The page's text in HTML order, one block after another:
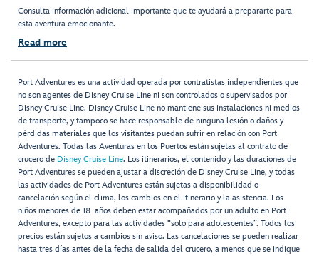
Consulta información adicional importante que te ayudará a prepararte para
esta aventura emocionante.
Read more
Port Adventures es una actividad operada por contratistas independientes que
no son agentes de Disney Cruise Line ni son controlados o supervisados por
Disney Cruise Line. Disney Cruise Line no mantiene sus instalaciones ni medios
de transporte, y tampoco se hace responsable de ninguna lesión o daños y
pérdidas materiales que los visitantes puedan sufrir en relación con Port
Adventures. Todas las Aventuras en los Puertos están sujetas al contrato de
crucero de Disney Cruise Line. Los itinerarios, el contenido y las duraciones de
Port Adventures se pueden ajustar a discreción de Disney Cruise Line, y todas
las actividades de Port Adventures están sujetas a disponibilidad o
cancelación según el clima, los cambios en el itinerario y la asistencia. Los
niños menores de 18 años deben estar acompañados por un adulto en Port
Adventures, excepto para las actividades “solo para adolescentes”. Todos los
precios están sujetos a cambios sin aviso. Las cancelaciones se pueden realizar
hasta tres días antes de la fecha de salida del crucero, a menos que se indique